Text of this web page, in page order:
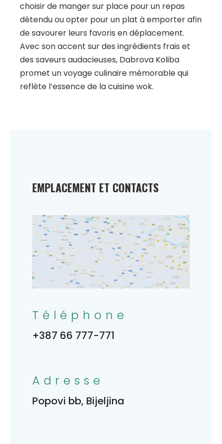
choisir de manger sur place pour un repas
détendu ou opter pour un plat à emporter afin
de savourer leurs favoris en déplacement.
Avec son accent sur des ingrédients frais et
des saveurs audacieuses, Dabrova Koliba
promet un voyage culinaire mémorable qui
reflète l’essence de la cuisine wok.
EMPLACEMENT ET CONTACTS
Téléphone
+387 66 777-771
Adresse
Popovi bb, Bijeljina